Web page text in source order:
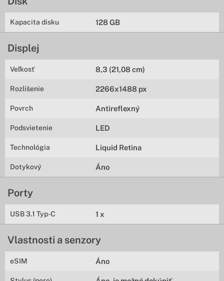
Kapacita disku 128 GB
Displej
Veľkosť 8,3 (21,08 cm)
Rozlíšenie 2266x1488 px
Povrch Antireflexný
Podsvietenie LED
Technológia Liquid Retina
Dotykový Áno
Porty
USB 3.1 Typ-C 1 x
Vlastnosti a senzory
eSIM Áno